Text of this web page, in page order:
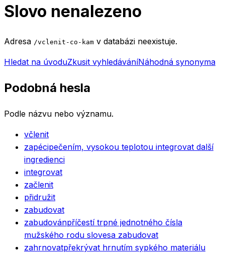
Slovo nenalezeno
Adresa /vclenit-co-kam v databázi neexistuje.
Hledat na úvoduZkusit vyhledáváníNáhodná synonyma
Podobná hesla
Podle názvu nebo významu.
včlenit
zapécipečením, vysokou teplotou integrovat další
ingredienci
integrovat
začlenit
přidružit
zabudovat
zabudovánpříčestí trpné jednotného čísla
mužského rodu slovesa zabudovat
zahrnovatpřekrývat hrnutím sypkého materiálu